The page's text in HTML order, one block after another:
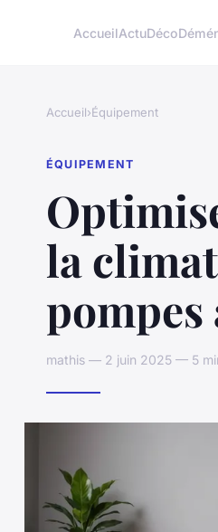
AccueilActuDéco
Accueil›Équipement
ÉQUIPEMENT
la
mathis — 2 juin 2025 — 5